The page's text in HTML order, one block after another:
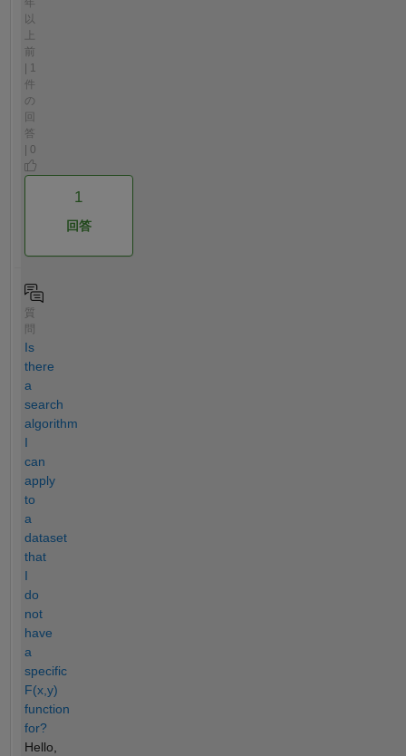
年
以
前
| 1
件
の
回
答
| 0
1
回答
質
Is
there
a
search
algorithm
I
can
apply
to
a
dataset
that
I
do
not
have
a
specific
F(x,y)
function
for?
Hello,